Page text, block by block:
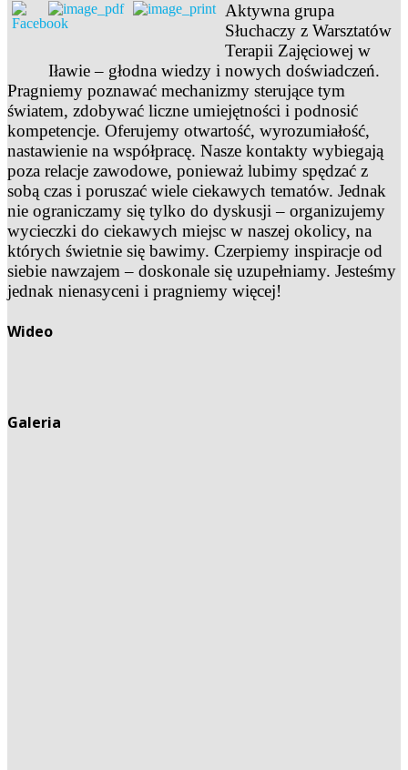
Aktywna grupa
Słuchaczy z Warsztatów
Terapii Zajęciowej w
Iławie – głodna wiedzy i nowych doświadczeń.
Pragniemy poznawać mechanizmy sterujące tym
światem, zdobywać liczne umiejętności i podnosić
kompetencje. Oferujemy otwartość, wyrozumiałość,
nastawienie na współpracę. Nasze kontakty wybiegają
poza relacje zawodowe, ponieważ lubimy spędzać z
sobą czas i poruszać wiele ciekawych tematów. Jednak
nie ograniczamy się tylko do dyskusji – organizujemy
wycieczki do ciekawych miejsc w naszej okolicy, na
których świetnie się bawimy. Czerpiemy inspiracje od
siebie nawzajem – doskonale się uzupełniamy. Jesteśmy
jednak nienasyceni i pragniemy więcej!
Wideo
Galeria